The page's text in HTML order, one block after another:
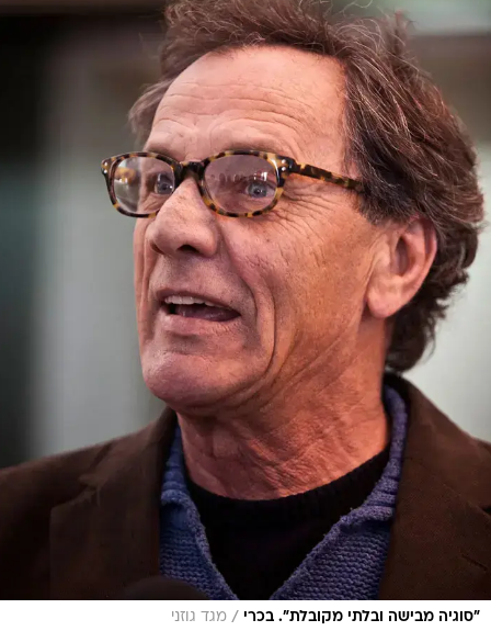
"סוגיה מבישה ובלתי מקובלת". בכרי / מגד גוזני